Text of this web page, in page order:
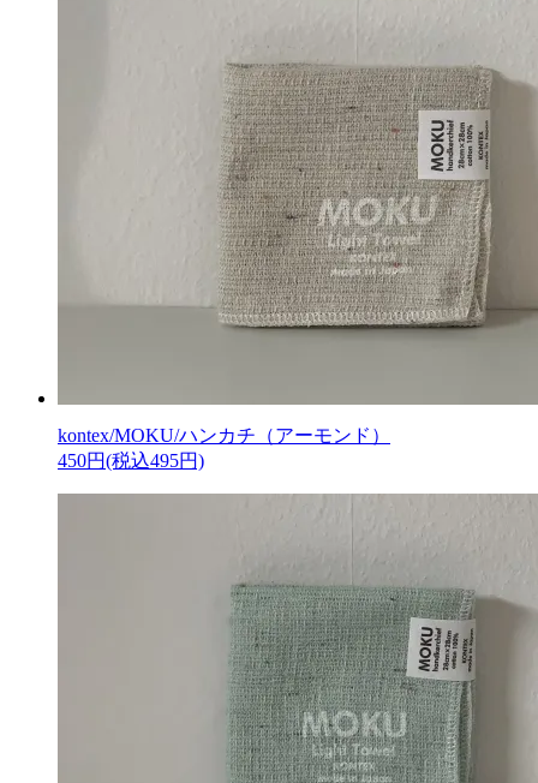
kontex/MOKU/ハンカチ（アーモンド）
450円(税込495円)